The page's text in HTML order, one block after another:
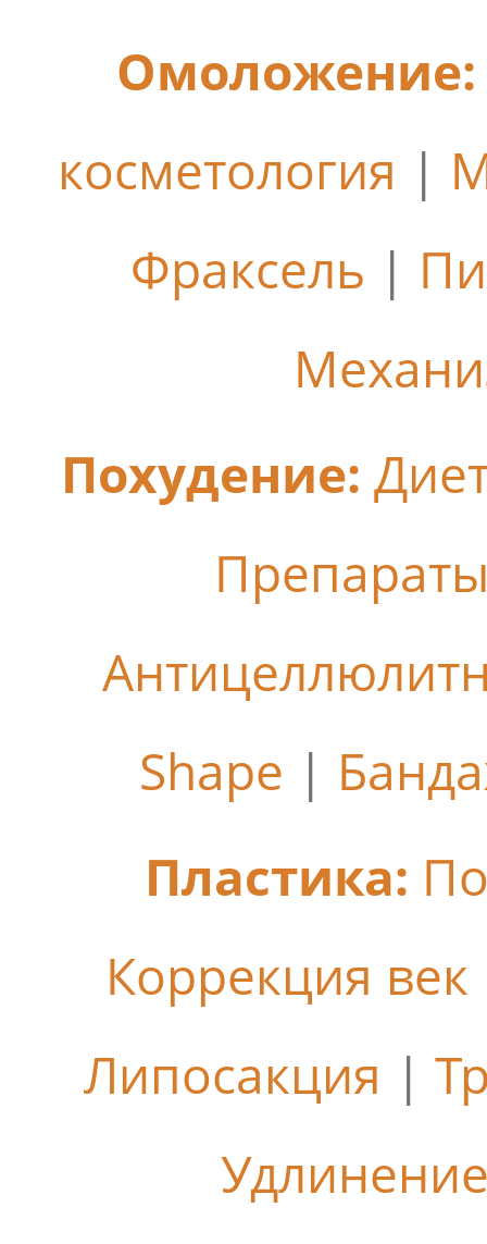
Омоложение:
косметология |
Фраксель |
Похудение:
Shape |
Пластика:
Коррекция век
Липосакция |